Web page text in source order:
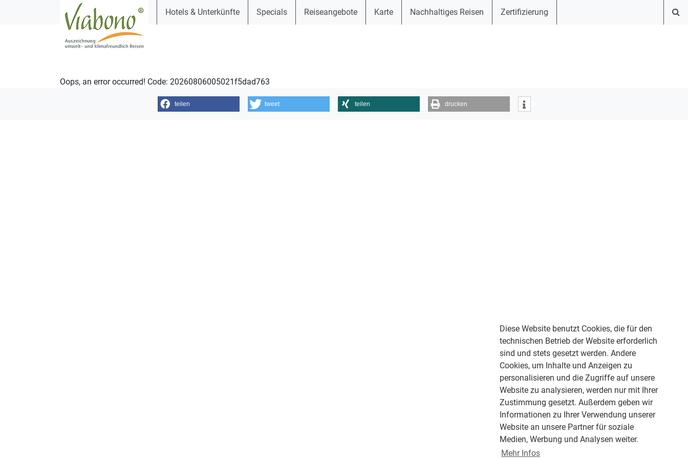
Diese Website benutzt Cookies, die für den
technischen Betrieb der Website erforderlich
sind und stets gesetzt werden. Andere
Cookies, um Inhalte und Anzeigen zu
personalisieren und die Zugriffe auf unsere
Website zu analysieren, werden nur mit Ihrer
Zustimmung gesetzt. Außerdem geben wir
Informationen zu Ihrer Verwendung unserer
Website an unsere Partner für soziale
Medien, Werbung und Analysen weiter.
Mehr Infos
Hotels & Unterkünfte Specials Reiseangebote Karte Nachhaltiges Reisen Zertifizierung
Oops, an error occurred! Code: 20260806005021f5dad763
teilen tweet teilen drucken